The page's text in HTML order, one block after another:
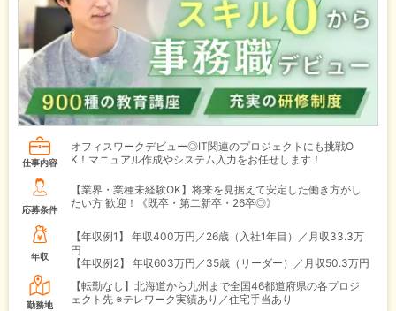
仕事内容
オフィスワークデビュー◎IT関連のプロジェクトにも挑戦O
K！マニュアル作成やシステム入力をお任せします！
応募条件
【業界・業種未経験OK】将来を見据えて安定した働き方がし
たい方 歓迎！《既卒・第二新卒・26卒◎》
年収
【年収例1】
年収400万円／26歳（入社1年目）／月収33.3万
円
【年収例2】
年収603万円／35歳（リーダー）／月収50.3万円
勤務地
【転勤なし】北海道から九州まで全国46都道府県の各プロジ
ェクト先 ※テレワーク実績あり／住宅手当あり